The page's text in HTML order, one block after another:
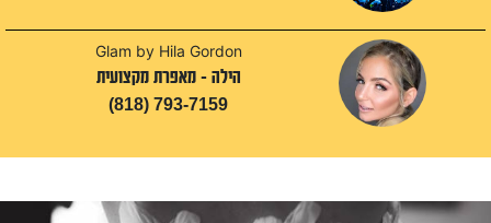
Glam by Hila Gordon
הילה - מאפרת מקצועית
(818) 793-7159